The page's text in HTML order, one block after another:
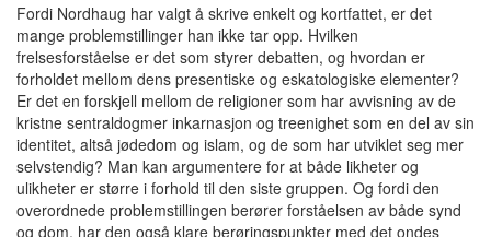
Fordi Nordhaug har valgt å skrive enkelt og kortfattet, er det
mange problemstillinger han ikke tar opp. Hvilken
frelsesforståelse er det som styrer debatten, og hvordan er
forholdet mellom dens presentiske og eskatologiske elementer?
Er det en forskjell mellom de religioner som har avvisning av de
kristne sentraldogmer inkarnasjon og treenighet som en del av sin
identitet, altså jødedom og islam, og de som har utviklet seg mer
selvstendig? Man kan argumentere for at både likheter og
ulikheter er større i forhold til den siste gruppen. Og fordi den
overordnede problemstillingen berører forståelsen av både synd
og dom, har den også klare berøringspunkter med det ondes